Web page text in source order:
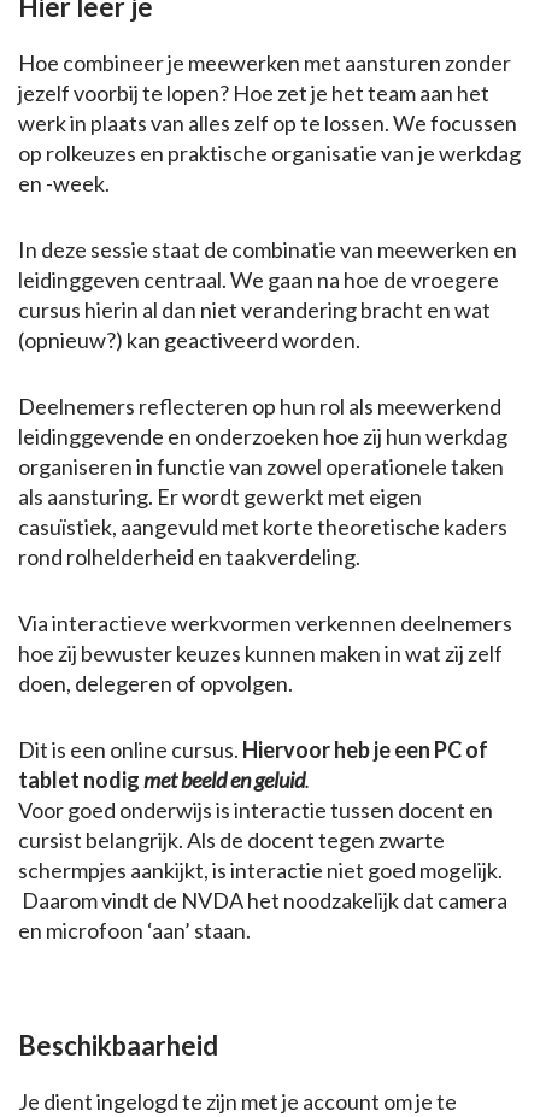
Hier leer je
Hoe combineer je meewerken met aansturen zonder
jezelf voorbij te lopen? Hoe zet je het team aan het
werk in plaats van alles zelf op te lossen. We focussen
op rolkeuzes en praktische organisatie van je werkdag
en -week.
In deze sessie staat de combinatie van meewerken en
leidinggeven centraal. We gaan na hoe de vroegere
cursus hierin al dan niet verandering bracht en wat
(opnieuw?) kan geactiveerd worden.
Deelnemers reflecteren op hun rol als meewerkend
leidinggevende en onderzoeken hoe zij hun werkdag
organiseren in functie van zowel operationele taken
als aansturing. Er wordt gewerkt met eigen
casuïstiek, aangevuld met korte theoretische kaders
rond rolhelderheid en taakverdeling.
Via interactieve werkvormen verkennen deelnemers
hoe zij bewuster keuzes kunnen maken in wat zij zelf
doen, delegeren of opvolgen.
Dit is een online cursus. Hiervoor heb je een PC of
tablet nodigmet beeld en geluid.
Voor goed onderwijs is interactie tussen docent en
cursist belangrijk. Als de docent tegen zwarte
schermpjes aankijkt, is interactie niet goed mogelijk.
Daarom vindt de NVDA het noodzakelijk dat camera
en microfoon ‘aan’ staan.
Beschikbaarheid
Je dient ingelogd te zijn met je account om je te